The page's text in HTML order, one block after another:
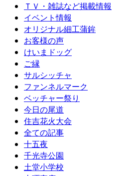
ＴＶ・雑誌など掲載情報
イベント情報
オリジナル細工蒲鉾
お客様の声
けいまドッグ
ご縁
サルシッチャ
ファンネルマーク
ベッチャー祭り
今日の尾道
住吉花火大会
全ての記事
十五夜
千光寺公園
土堂小学校